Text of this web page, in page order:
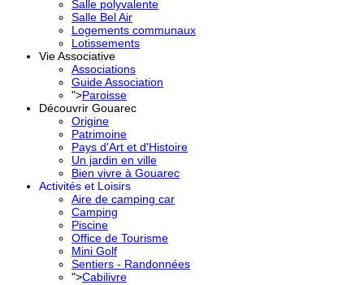
Salle polyvalente
Salle Bel Air
Logements communaux
Lotissements
Vie Associative
Associations
Guide Association
">Paroisse
Découvrir Gouarec
Origine
Patrimoine
Pays d'Art et d'Histoire
Un jardin en ville
Bien vivre à Gouarec
Activités et Loisirs
Aire de camping car
Camping
Piscine
Office de Tourisme
Mini Golf
Sentiers - Randonnées
">Cabilivre